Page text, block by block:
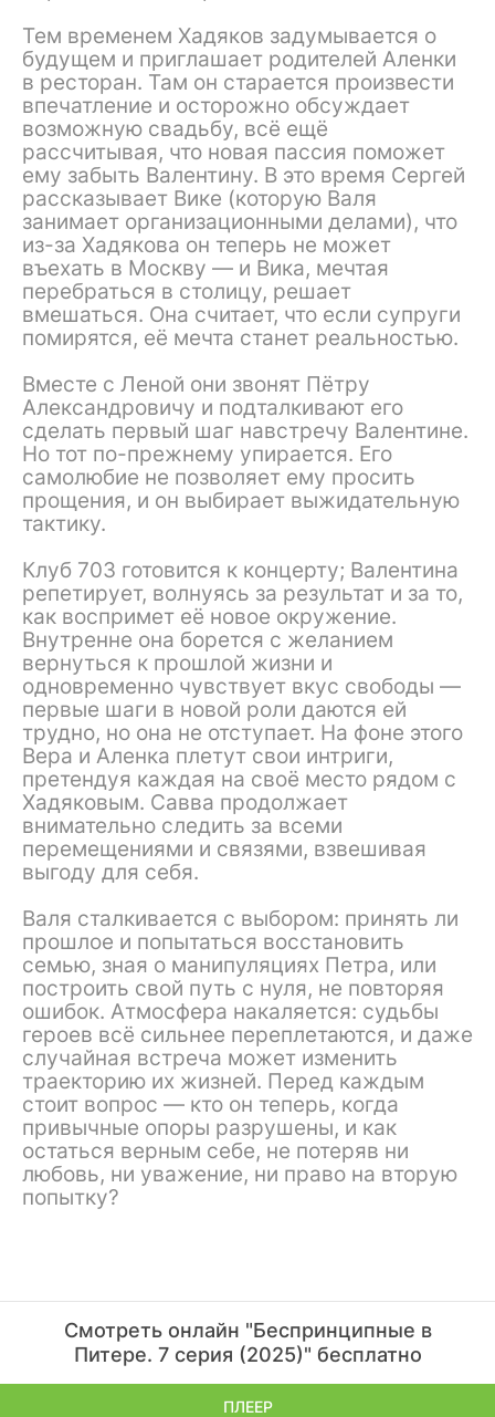
Тем временем Хадяков задумывается о
будущем и приглашает родителей Аленки
в ресторан. Там он старается произвести
впечатление и осторожно обсуждает
возможную свадьбу, всё ещё
рассчитывая, что новая пассия поможет
ему забыть Валентину. В это время Сергей
рассказывает Вике (которую Валя
занимает организационными делами), что
из-за Хадякова он теперь не может
въехать в Москву — и Вика, мечтая
перебраться в столицу, решает
вмешаться. Она считает, что если супруги
помирятся, её мечта станет реальностью.
Вместе с Леной они звонят Пётру
Александровичу и подталкивают его
сделать первый шаг навстречу Валентине.
Но тот по-прежнему упирается. Его
самолюбие не позволяет ему просить
прощения, и он выбирает выжидательную
тактику.
Клуб 703 готовится к концерту; Валентина
репетирует, волнуясь за результат и за то,
как воспримет её новое окружение.
Внутренне она борется с желанием
вернуться к прошлой жизни и
одновременно чувствует вкус свободы —
первые шаги в новой роли даются ей
трудно, но она не отступает. На фоне этого
Вера и Аленка плетут свои интриги,
претендуя каждая на своё место рядом с
Хадяковым. Савва продолжает
внимательно следить за всеми
перемещениями и связями, взвешивая
выгоду для себя.
Валя сталкивается с выбором: принять ли
прошлое и попытаться восстановить
семью, зная о манипуляциях Петра, или
построить свой путь с нуля, не повторяя
ошибок. Атмосфера накаляется: судьбы
героев всё сильнее переплетаются, и даже
случайная встреча может изменить
траекторию их жизней. Перед каждым
стоит вопрос — кто он теперь, когда
привычные опоры разрушены, и как
остаться верным себе, не потеряв ни
любовь, ни уважение, ни право на вторую
попытку?
Смотреть онлайн "Беспринципные в
Питере. 7 серия (2025)" бесплатно
ПЛЕЕР